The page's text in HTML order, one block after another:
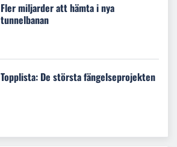
Fler miljarder att hämta i nya
tunnelbanan
Topplista: De största fängelseprojekten